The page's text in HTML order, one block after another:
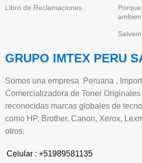
Libro de Reclamaciones
GRUPO IMTEX PERU
Somos una empresa Peruana ,
Comercializadora de Toner
reconocidas marcas globales de
como HP, Brother, Canon, Xerox,
otros.
Celular : +51989581135